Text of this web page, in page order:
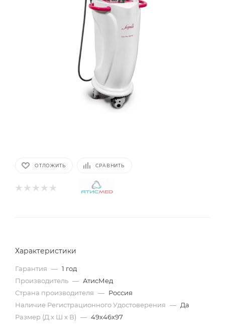
ОТЛОЖИТЬ СРАВНИТЬ
Характеристики
Гарантия — 1 год
Производитель — АтисМед
Страна производителя — Россия
Наличие Регистрационного Удостоверения — Да
Размер (Д х Ш х В) — 49х46х97